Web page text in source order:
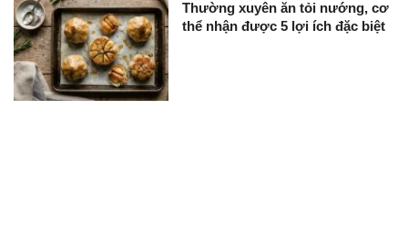
Thường xuyên ăn tỏi nướng, cơ
thể nhận được 5 lợi ích đặc biệt